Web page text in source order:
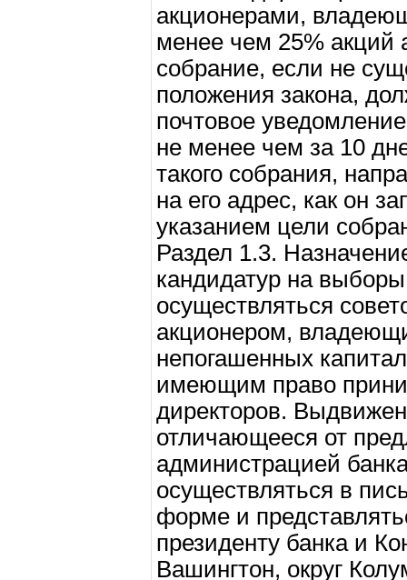
акционерами,
менее чем 25% акций
собрание, если не
положения закона,
почтовое
не менее чем за 10
такого собрания,
на его адрес, как он
указанием цели
Раздел 1.3.
кандидатур на
осуществляться
акционером,
непогашенных
имеющим право
директоров.
отличающееся от
администрацией
осуществляться в
форме и
президенту банка и
Вашингтон, округ